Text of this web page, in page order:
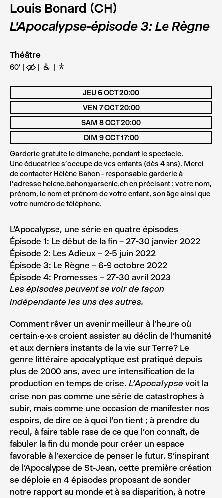
Louis Bonard (CH)
L'Apocalypse-épisode 3: Le Règne
Théâtre
60' E B D
L’Apocalypse, une série en quatre épisodes
Épisode 1: Le début de la fin – 27-30 janvier 2022
Épisode 2: Les Adieux – 2-5 juin 2022
Épisode 3: Le Règne – 6-9 octobre 2022
Épisode 4: Promesses – 27-30 avril 2023
Les épisodes peuvent se voir de façon
indépendante les uns des autres.
Comment rêver un avenir meilleur à l’heure où
certain·e·x·s croient assister au déclin de l’humanité
et aux derniers instants de la vie sur Terre? Le
genre littéraire apocalyptique est pratiqué depuis
plus de 2000 ans, avec une intensification de la
production en temps de crise. L’Apocalypse voit la
crise non pas comme une série de catastrophes à
subir, mais comme une occasion de manifester nos
espoirs, de dire ce à quoi l’on tient ; à prendre du
recul, à faire table rase de ce que l’on connaît, de
fabuler la fin du monde pour créer un espace
favorable à l’exercice de penser le futur. S’inspirant
de l’Apocalypse de St-Jean, cette première création
se déploie en 4 épisodes proposant de sonder
notre rapport au monde et à sa disparition, à notre
JEU 6 OCT 20:00
VEN 7 OCT 20:00
SAM 8 OCT 20:00
DIM 9 OCT 17:00
Garderie gratuite le dimanche, pendant le spectacle.
Une éducatrice s’occupe de vos enfants (dès 4 ans). Merci
de contacter Hélène Bahon - responsable garderie à
l’adresse helene.bahon@arsenic.chen précisant : votre nom,
prénom, le nom et prénom de votre enfant, son âge ainsi que
votre numéro de téléphone.